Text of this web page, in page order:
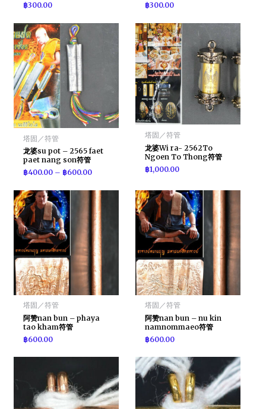
฿300.00
฿300.00
塔固／符管
龙婆su pot – 2565 faet
paet nang son符管
฿400.00 – ฿600.00
塔固／符管
龙婆Wi ra- 2562To
Ngoen To Thong符管
฿1,000.00
塔固／符管
阿赞nan bun – phaya
tao kham符管
฿600.00
塔固／符管
阿赞nan bun – nu kin
namnommaeo符管
฿600.00